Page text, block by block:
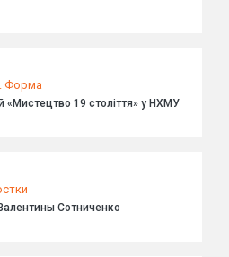
Форма
«Мистецтво 19 століття» у НХМУ
Сотниченко